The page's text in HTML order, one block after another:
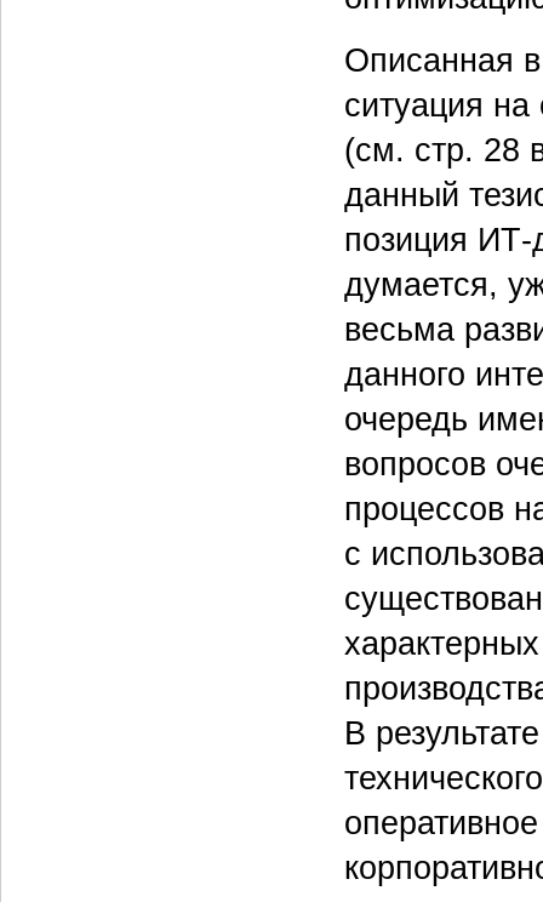
Описанная
ситуация на
(см. стр. 28
данный
позиция ИТ-
думается,
весьма
данного
очередь
вопросов
процессов
с
В